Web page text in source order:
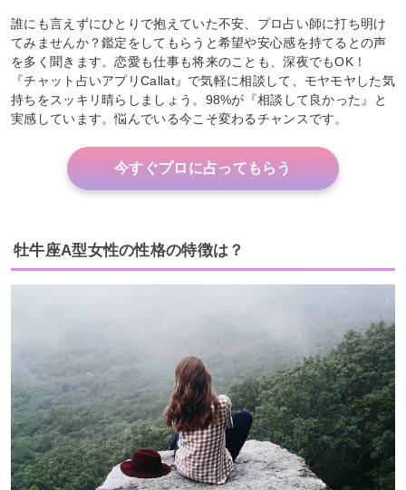
誰にも言えずにひとりで抱えていた不安、プロ占い師に打ち明け
てみませんか？鑑定をしてもらうと希望や安心感を持てるとの声
を多く聞きます。恋愛も仕事も将来のことも、深夜でもOK！
『チャット占いアプリCallat』で気軽に相談して、モヤモヤした気
持ちをスッキリ晴らしましょう。98%が『相談して良かった』と
実感しています。悩んでいる今こそ変わるチャンスです。
今すぐプロに占ってもらう
牡牛座A型女性の性格の特徴は？